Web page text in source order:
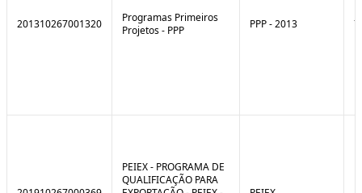
201310267001320
Programas Primeiros
Projetos - PPP
PPP - 2013
PEIEX - PROGRAMA DE
QUALIFICAÇÃO PARA